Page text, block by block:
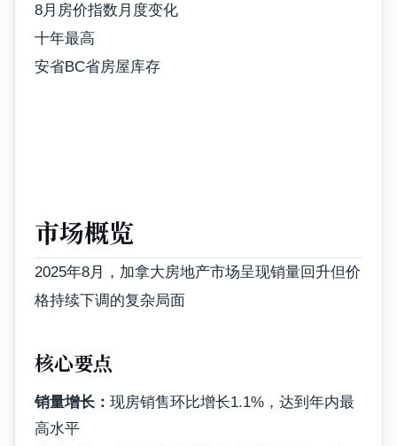
8月房价指数月度变化
十年最高
安省BC省房屋库存
市场概览
2025年8月，加拿大房地产市场呈现销量回升但价
格持续下调的复杂局面
核心要点
销量增长： 现房销售环比增长1.1%，达到年内最
高水平